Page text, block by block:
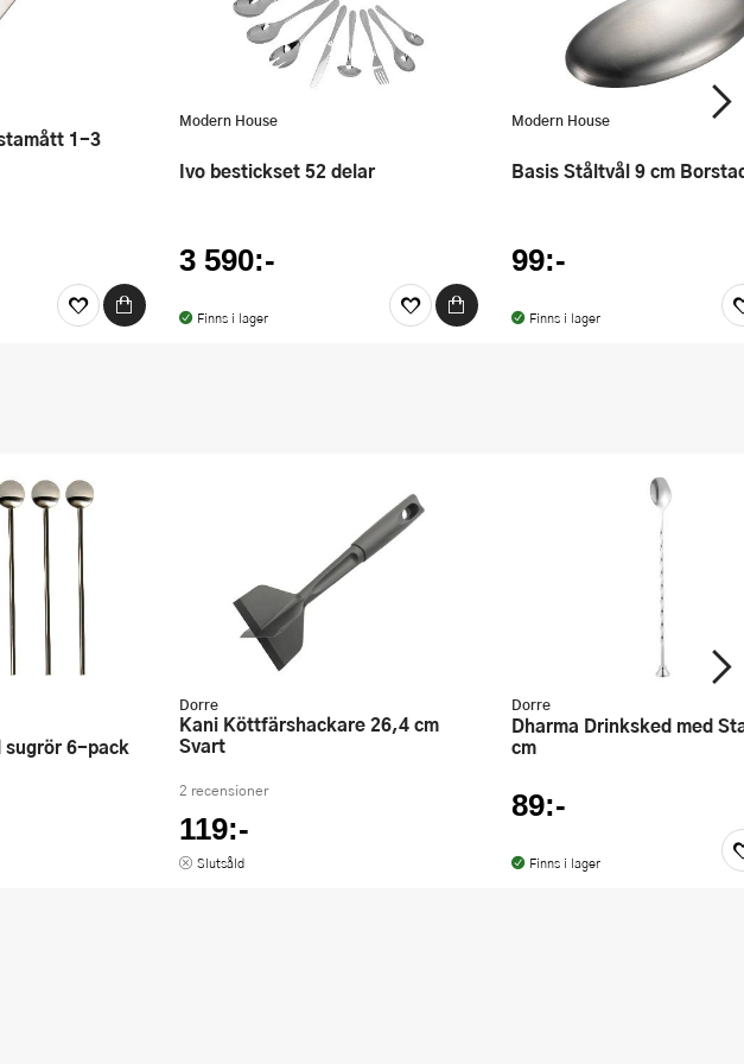
Modern House
Ivo bestickset 52 delar
3 590:-
Finns i lager
Modern House
Basis Ståltvål 9 cm
99:-
Finns i lager
sugrör 6-pack
Dorre
Kani Köttfärshackare 26,4 cm
Svart
2 recensioner
119:-
Slutsåld
Dorre
Dharma Drinksked med Stamp 28
cm
89:-
Finns i lager